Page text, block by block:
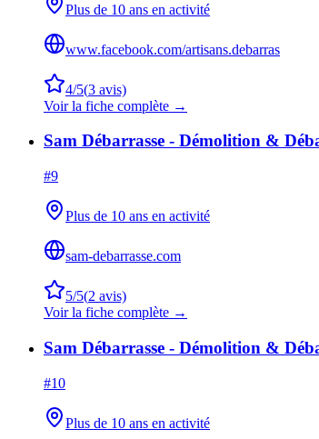
Plus de 10 ans en activité
www.facebook.com/artisans.debarras
4/5(3 avis)
Voir la fiche complète →
Sam Débarrasse - Démolition &
#9
Plus de 10 ans en activité
sam-debarrasse.com
5/5(2 avis)
Voir la fiche complète →
Sam Débarrasse - Démolition &
#10
Plus de 10 ans en activité